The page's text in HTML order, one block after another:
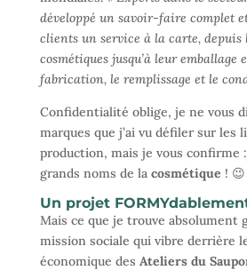
développé un savoir-faire complet
clients un service à la carte,
cosmétiques jusqu’à leur emballage
fabrication, le remplissage et le
Confidentialité oblige, je ne vous
marques que j’ai vu défiler sur les
production, mais je vous confirme
grands noms de la cosmétique ! 😉
Un projet
Mais ce que je trouve absolument
mission sociale qui vibre derrière
économique des Ateliers du